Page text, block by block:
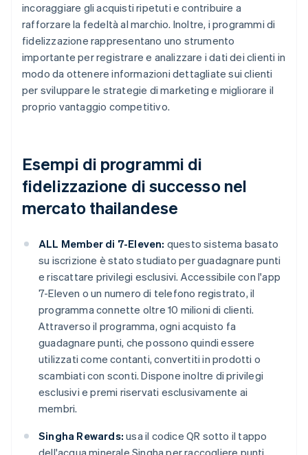
incoraggiare gli acquisti ripetuti e contribuire a
rafforzare la fedeltà al marchio. Inoltre, i programmi di
fidelizzazione rappresentano uno strumento
importante per registrare e analizzare i dati dei clienti in
modo da ottenere informazioni dettagliate sui clienti
per sviluppare le strategie di marketing e migliorare il
proprio vantaggio competitivo.
Esempi di programmi di
fidelizzazione di successo nel
mercato thailandese
ALL Member di 7-Eleven: questo sistema basato
su iscrizione è stato studiato per guadagnare punti
e riscattare privilegi esclusivi. Accessibile con l'app
7-Eleven o un numero di telefono registrato, il
programma connette oltre 10 milioni di clienti.
Attraverso il programma, ogni acquisto fa
guadagnare punti, che possono quindi essere
utilizzati come contanti, convertiti in prodotti o
scambiati con sconti. Dispone inoltre di privilegi
esclusivi e premi riservati esclusivamente ai
membri.
Singha Rewards: usa il codice QR sotto il tappo